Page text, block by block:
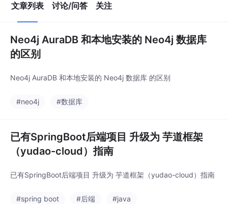
文章列表 讨论/问答 关注
Neo4j AuraDB 和本地安装的 Neo4j 数据库
的区别
Neo4j AuraDB 和本地安装的 Neo4j 数据库 的区别
#neo4j #数据库
已有SpringBoot后端项目 升级为 芋道框架
（yudao-cloud）指南
已有SpringBoot后端项目 升级为 芋道框架（yudao-cloud）指南
#spring boot #后端 #java